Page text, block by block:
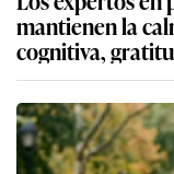
mantienen la
cognitiva,